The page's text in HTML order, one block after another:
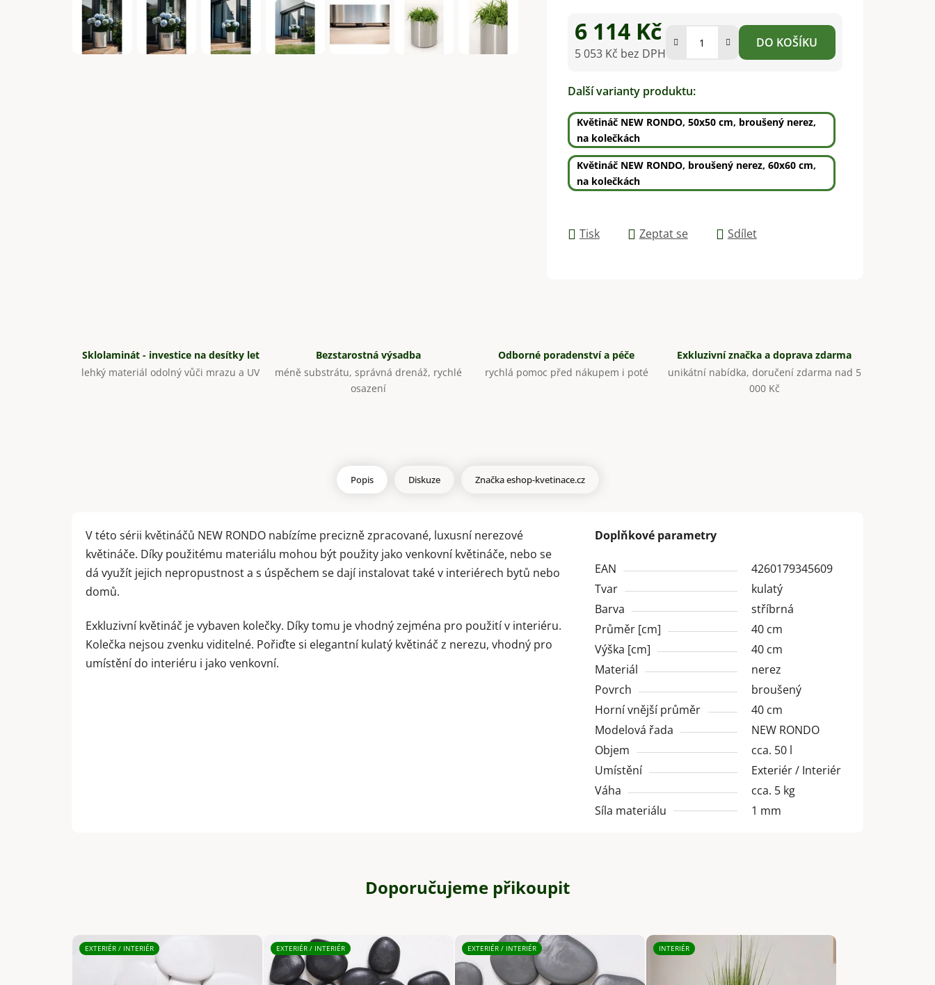
6 114 Kč
5 053 Kč bez DPH
DO KOŠÍKU
Další varianty produktu:
Květináč NEW RONDO, 50x50 cm, broušený nerez,
na kolečkách
Květináč NEW RONDO, broušený nerez, 60x60 cm,
na kolečkách
Tisk Zeptat se Sdílet
Sklolaminát - investice na desítky let
lehký materiál odolný vůči mrazu a UV
Bezstarostná výsadba
méně substrátu, správná drenáž, rychlé
osazení
Odborné poradenství a péče
rychlá pomoc před nákupem i poté
Exkluzivní značka a doprava zdarma
unikátní nabídka, doručení zdarma nad 5
000 Kč
Popis Diskuze Značkaeshop-kvetinace.cz
V této sérii květináčů NEW RONDO nabízíme precizně zpracované, luxusní nerezové
květináče. Díky použitému materiálu mohou být použity jako venkovní květináče, nebo se
dá využít jejich nepropustnost a s úspěchem se dají instalovat také v interiérech bytů nebo
domů.
Exkluzivní květináč je vybaven kolečky. Díky tomu je vhodný zejména pro použití v interiéru.
Kolečka nejsou zvenku viditelné. Pořiďte si elegantní kulatý květináč z nerezu, vhodný pro
umístění do interiéru i jako venkovní.
Doplňkové parametry
EAN
4260179345609
Tvar
kulatý
Barva
stříbrná
Průměr [cm]
40 cm
Výška [cm]
40 cm
Materiál
nerez
Povrch
broušený
Horní vnější průměr
40 cm
Modelová řada
NEW RONDO
Objem
cca. 50 l
Umístění
Exteriér / Interiér
Váha
cca. 5 kg
Síla materiálu
1 mm
Doporučujeme přikoupit
EXTERIÉR / INTERIÉR EXTERIÉR / INTERIÉR EXTERIÉR / INTERIÉR INTERIÉR